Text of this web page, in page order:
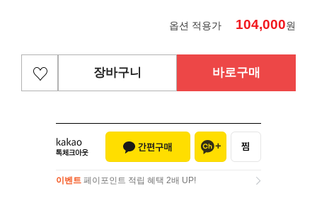
옵션 적용가 104,000원
장바구니 바로구매
이벤트 페이포인트 적립 혜택 2배 UP!